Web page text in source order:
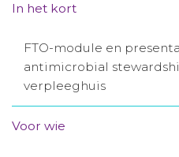
Contact
Winkelwagentje
Aanmelden
In het kort
FTO-module en
antimicrobial
verpleeghuis
Voor wie